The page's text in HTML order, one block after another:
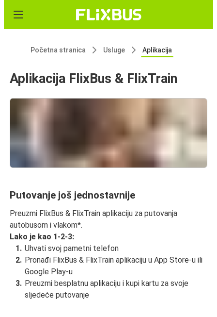
Početna stranica Usluge Aplikacija
Aplikacija FlixBus & FlixTrain
Putovanje još jednostavnije
Preuzmi FlixBus & FlixTrain aplikaciju za putovanja
autobusom i vlakom*.
Lako je kao 1-2-3:
Uhvati svoj pametni telefon
Pronađi FlixBus & FlixTrain aplikaciju u App Store-u ili
Google Play-u
Preuzmi besplatnu aplikaciju i kupi kartu za svoje
sljedeće putovanje